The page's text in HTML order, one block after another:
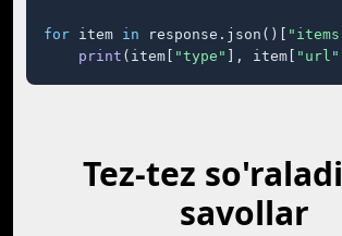
for item in response.json()[
print (item[ "type" ], item[ "url"
Tez-tez
savollar